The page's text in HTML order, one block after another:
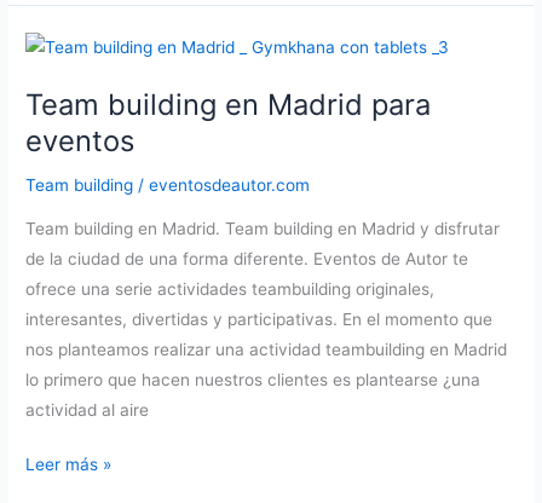
Champagne
realizada
Madrid
para
multinacional
Team building en Madrid para
eventos
Team building /eventosdeautor.com
Team building en Madrid. Team building en Madrid y disfrutar
de la ciudad de una forma diferente. Eventos de Autor te
ofrece una serie actividades teambuilding originales,
interesantes, divertidas y participativas. En el momento que
nos planteamos realizar una actividad teambuilding en Madrid
lo primero que hacen nuestros clientes es plantearse ¿una
actividad al aire
Team
Leer más »